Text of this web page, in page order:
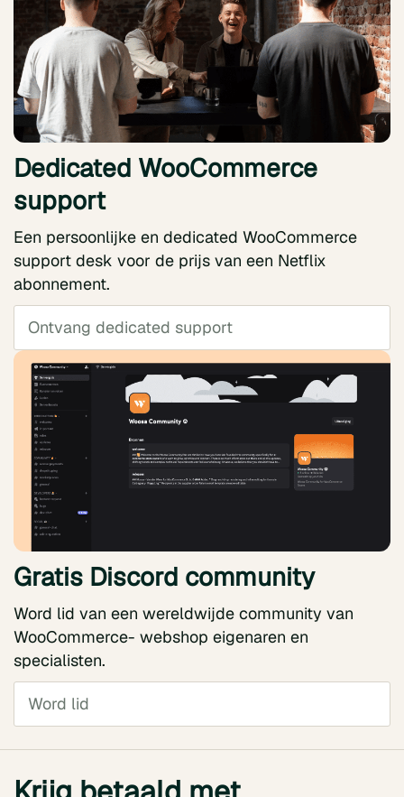
Dedicated WooCommerce
support
Een persoonlijke en dedicated WooCommerce
support desk voor de prijs van een Netflix
abonnement.
Ontvang dedicated support
Gratis Discord community
Word lid van een wereldwijde community van
WooCommerce- webshop eigenaren en
specialisten.
Word lid